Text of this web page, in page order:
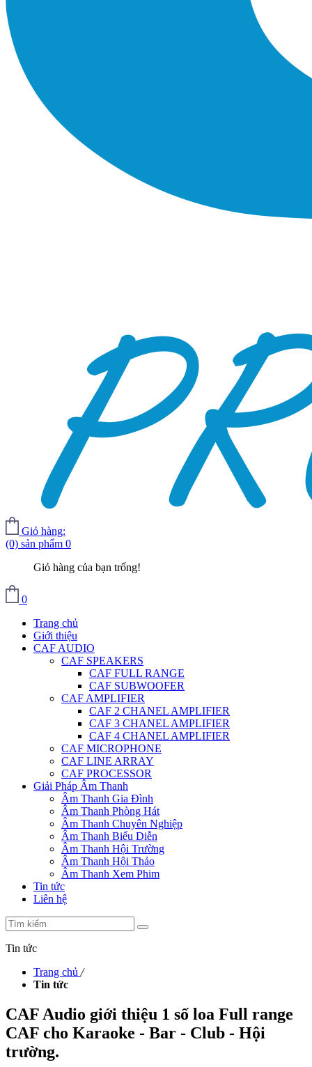
Giỏ hàng:
(0) sản phẩm 0
Giỏ hàng của bạn trống!
0
Trang chủ
Giới thiệu
CAF AUDIO
CAF SPEAKERS
CAF FULL RANGE
CAF SUBWOOFER
CAF AMPLIFIER
CAF 2 CHANEL AMPLIFIER
CAF 3 CHANEL AMPLIFIER
CAF 4 CHANEL AMPLIFIER
CAF MICROPHONE
CAF LINE ARRAY
CAF PROCESSOR
Giải Pháp Âm Thanh
Âm Thanh Gia Đình
Âm Thanh Phòng Hát
Âm Thanh Chuyên Nghiệp
Âm Thanh Biểu Diễn
Âm Thanh Hội Trường
Âm Thanh Hội Thảo
Âm Thanh Xem Phim
Tin tức
Liên hệ
Tin tức
Trang chủ /
Tin tức
CAF Audio giới thiệu 1 số loa Full range
CAF cho Karaoke - Bar - Club - Hội
trường.